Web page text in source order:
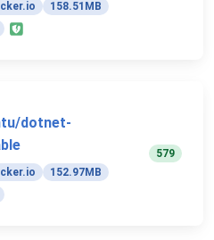
158.51MB
dotnet-
152.97MB
579